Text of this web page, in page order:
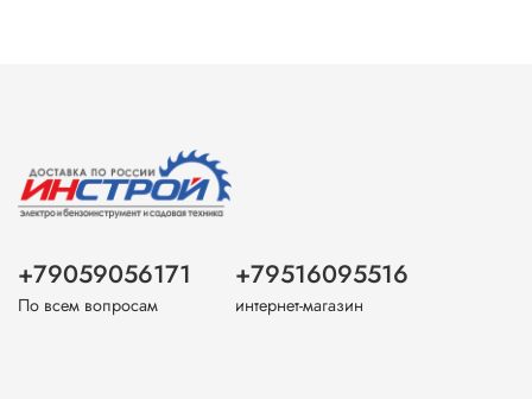
+79059056171
По всем вопросам
+79516095516
интернет-магазин